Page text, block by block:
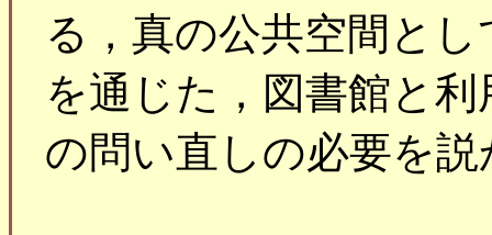
る，真の公共空間と
を通じた，図書館と
の問い直しの必要を